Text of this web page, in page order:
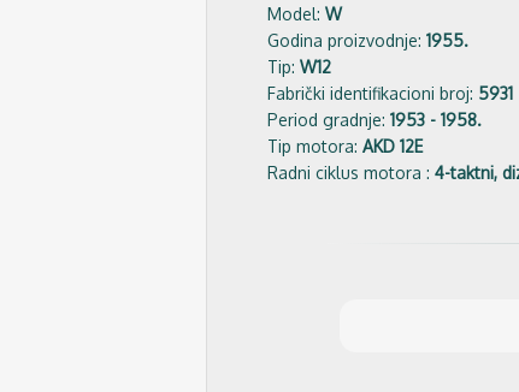
Model: W
Godina proizvodnje: 1955.
Tip: W12
Fabrički identifikacioni broj: 5931
Period gradnje: 1953 - 1958.
Tip motora: AKD 12E
Radni ciklus motora : 4-taktni,